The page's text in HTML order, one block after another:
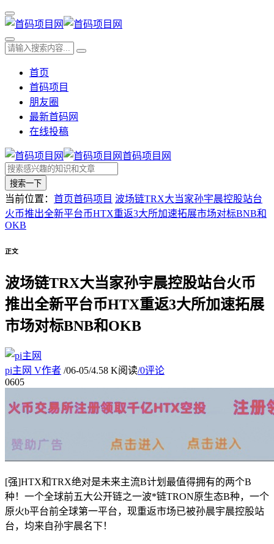
首页
首码项目
朋友圈
最新首码网
在线投稿
首码项目网
搜索一下
当前位置： 首页首码项目 波场链TRX大当家孙宇晨控股站台
火币推出全新平台币HTX重返3大所加速拓展市场对标BNB和
OKB
正文
波场链TRX大当家孙宇晨控股站台火币
推出全新平台币HTX重返3大所加速拓展
市场对标BNB和OKB
pi主网 V作者 /06-05/4.58 K阅读/0评论
0605
[强]HTX和TRX绝对是未来主流B计划最值得拥有的两个B
种！一个全球前五大公开链之一波*链TRON原生态B种，一个
原火b平台前全球第一平台，现重返市场已被孙晨宇晨控股站
台，均来自孙宇晨名下！